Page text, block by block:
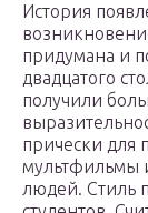
История
придумана и
двадцатого
получили
прически для
мультфильмы
людей. Стиль